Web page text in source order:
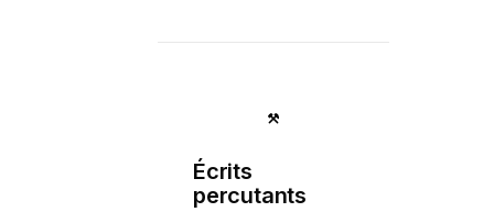
Écrits
percutants